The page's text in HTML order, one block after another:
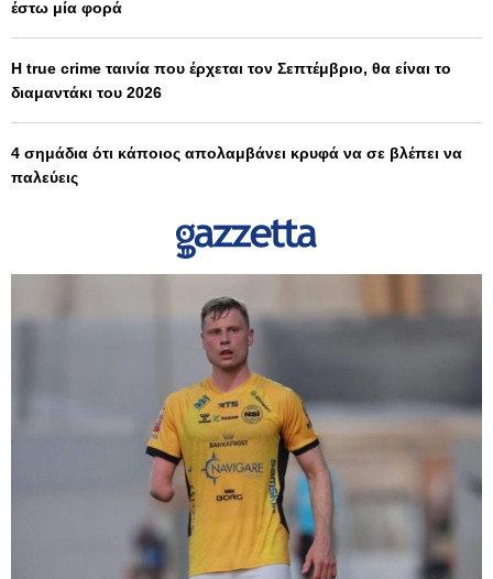
έστω μία φορά
Η true crime ταινία που έρχεται τον Σεπτέμβριο, θα είναι το
διαμαντάκι του 2026
4 σημάδια ότι κάποιος απολαμβάνει κρυφά να σε βλέπει να
παλεύεις